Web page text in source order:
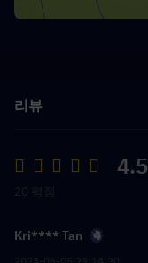
리뷰
4.5
Kri**** Tan